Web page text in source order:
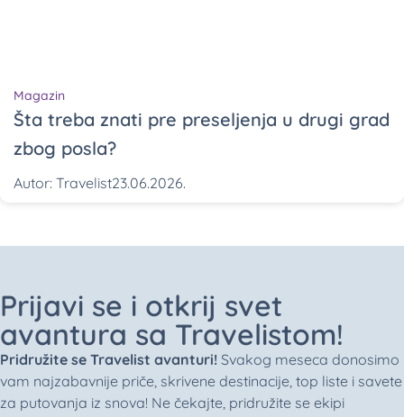
Magazin
Šta treba znati pre preseljenja u drugi grad
zbog posla?
Autor: Travelist23.06.2026.
Prijavi se i otkrij svet
avantura sa Travelistom!
Pridružite se Travelist avanturi! Svakog meseca donosimo
vam najzabavnije priče, skrivene destinacije, top liste i savete
za putovanja iz snova! Ne čekajte, pridružite se ekipi